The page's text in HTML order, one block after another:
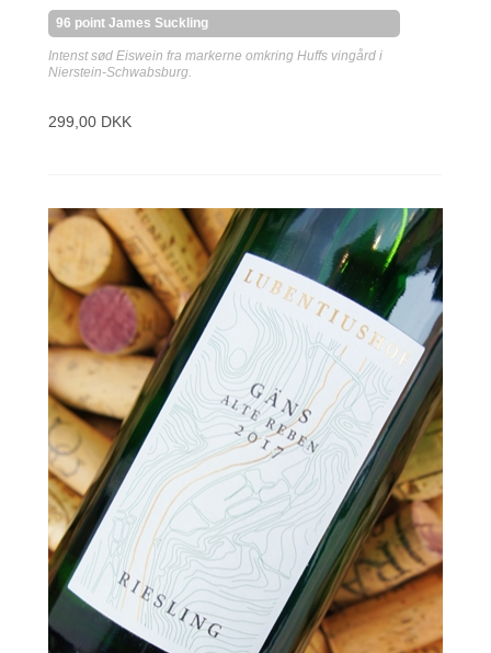
96 point James Suckling
Intenst sød Eiswein fra markerne omkring Huffs vingård i
Nierstein-Schwabsburg.
299,00 DKK